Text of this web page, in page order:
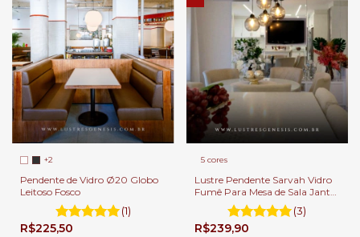
+2
Pendente de Vidro Ø20 Globo
Leitoso Fosco
(1)
R$225,50
5 cores
Lustre Pendente Sarvah Vidro
Fumê Para Mesa de Sala Jantar
e Balcão de Cozinha.
(3)
R$239,90